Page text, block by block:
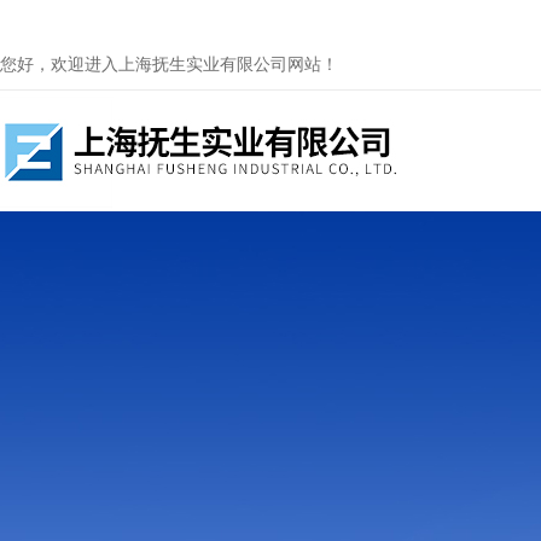
您好，欢迎进入上海抚生实业有限公司网站！